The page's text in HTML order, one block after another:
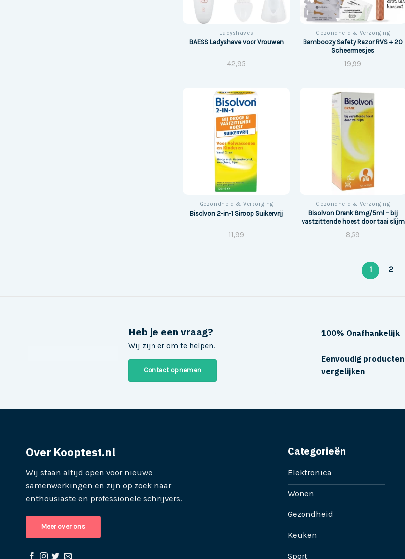
Ladyshaves
BAESS Ladyshave voor Vrouwen
42,95
Gezondheid & Verzorging
Bamboozy Safety Razor RVS + 20
Scheermesjes
19,99
Gezondheid & Verzorging
Bisolvon 2-in-1 Siroop Suikervrij
11,99
Gezondheid & Verzorging
Bisolvon Drank 8mg/5ml – bij
vastzittende hoest door taai slijm
8,59
1 2
Heb je een vraag?
Wij zijn er om te helpen.
Contact opnemen
100% Onafhankelijk
Eenvoudig producten
vergelijken
Over Kooptest.nl
Wij staan altijd open voor nieuwe
samenwerkingen en zijn op zoek naar
enthousiaste en professionele schrijvers.
Meer over ons
Categorieën
Elektronica
Wonen
Gezondheid
Keuken
Sport